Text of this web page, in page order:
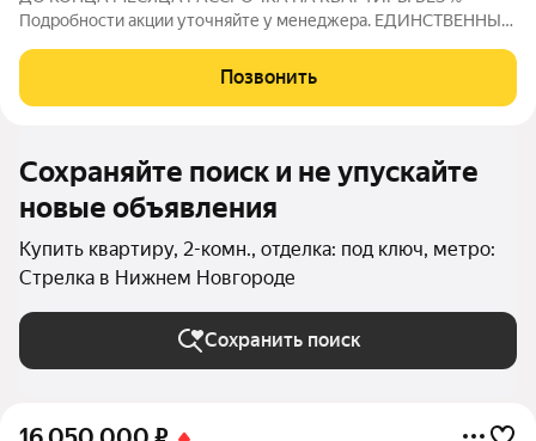
Подробности акции уточняйте у менеджера. ЕДИНСТВЕННЫЙ
единственный на Мещере дом уровня Селект. Это осознанный
выбор качества жизни: продуманные строительные
Позвонить
Сохраняйте поиск и не упускайте
новые объявления
Купить квартиру, 2-комн., отделка: под ключ, метро:
Стрелка в Нижнем Новгороде
Сохранить поиск